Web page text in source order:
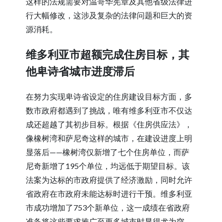
行大幅修改，这涉及复杂的法律问题和巨大的资
源消耗。
维多利亚市超额完成住房目标，其
他卑诗省城市进度滞后
在努力实现卑诗省设定的住房建设目标方面，多
数市政府都遇到了挑战，唯有维多利亚市不仅达
成还超越了其初步目标。根据《住房供应法》，
像橡树湾和萨尼奇这样的城市，在建设进度上明
显落后——橡树湾仅新增了七个住房单位，而萨
尼奇新增了195个单位，均远低于期望目标。该
法案为达标的市政府提供了经济激励，同时允许
省政府在市政府未能达标时进行干预。维多利亚
市成功增加了753个新单位，这一成绩在省政府